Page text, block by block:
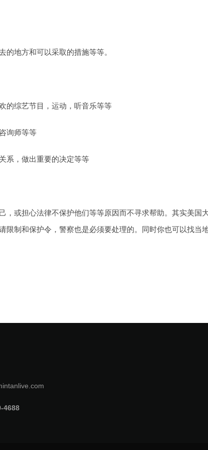
地方和可以采取的措施等等。
的综艺节目，运动，听音乐等等
询师等等
系，做出重要的决定等等
，或担心法律不保护他们等等原因而不寻求帮助。其实美国
限制和保护令，警察也是必须要处理的。同时你也可以找当
4688